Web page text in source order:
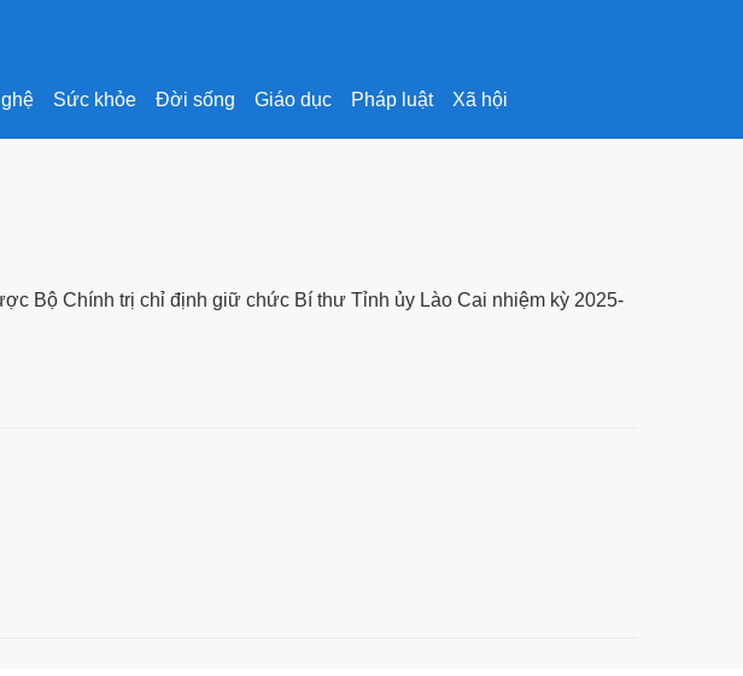
Sức khỏe Đời sống Giáo dục Pháp luật Xã hội
Bộ Chính trị chỉ định giữ chức Bí thư Tỉnh ủy Lào Cai nhiệm kỳ 2025-